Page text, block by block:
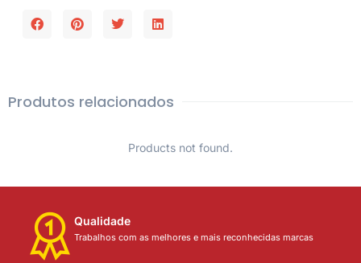
Produtos relacionados
Products not found.
Qualidade
Trabalhos com as melhores e mais reconhecidas marcas